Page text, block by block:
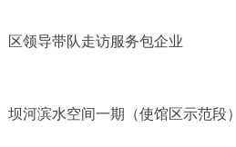
区领导带队走访服务包企业
坝河滨水空间一期（使馆区示范段